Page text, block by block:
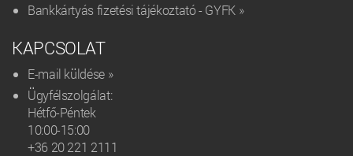
Bankkártyás fizetési tájékoztató - GYFK »
KAPCSOLAT
E-mail küldése »
Ügyfélszolgálat:
Hétfő-Péntek
10:00-15:00
+36 20 221 2111‬